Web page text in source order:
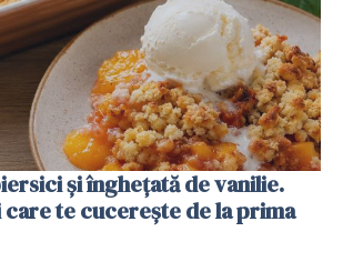
și înghețată de vanilie.
te cucerește de la prima